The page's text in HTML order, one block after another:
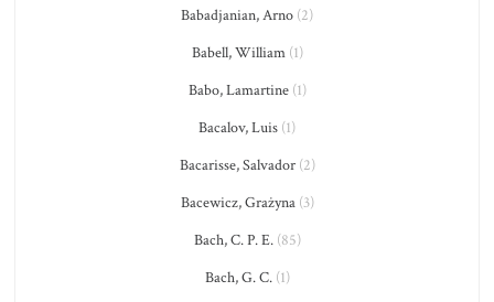
Babadjanian, Arno (2)
Babell, William(1)
Babo, Lamartine(1)
Bacalov, Luis (1)
Bacarisse, Salvador(2)
Bacewicz, Grażyna(3)
Bach, C. P. E.(85)
Bach, G. C.(1)